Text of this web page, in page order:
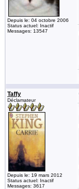
Depuis le: 04 octobre 2006
Status actuel: Inactif
Messages: 13547
Taffy
Déclamateur
Depuis le: 19 mars 2012
Status actuel: Inactif
Messages: 3617